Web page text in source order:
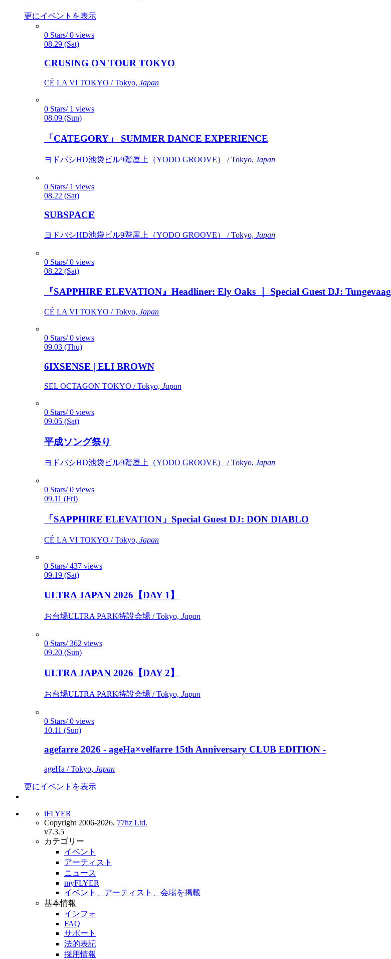
更にイベントを表示
0 Stars/ 0 views
08.29 (Sat)
CRUSING ON TOUR TOKYO
CÉ LA VI TOKYO / Tokyo, Japan
0 Stars/ 1 views
08.09 (Sun)
「CATEGORY」 SUMMER DANCE EXPERIENCE
ヨドバシHD池袋ビル9階屋上（YODO GROOVE） / Tokyo, Japan
0 Stars/ 1 views
08.22 (Sat)
SUBSPACE
ヨドバシHD池袋ビル9階屋上（YODO GROOVE） / Tokyo, Japan
0 Stars/ 0 views
08.22 (Sat)
『SAPPHIRE ELEVATION』Headliner: Ely Oaks ｜ Special Guest DJ: Tungevaag
CÉ LA VI TOKYO / Tokyo, Japan
0 Stars/ 0 views
09.03 (Thu)
6IXSENSE | ELI BROWN
SEL OCTAGON TOKYO / Tokyo, Japan
0 Stars/ 0 views
09.05 (Sat)
平成ソング祭り
ヨドバシHD池袋ビル9階屋上（YODO GROOVE） / Tokyo, Japan
0 Stars/ 0 views
09.11 (Fri)
「SAPPHIRE ELEVATION」Special Guest DJ: DON DIABLO
CÉ LA VI TOKYO / Tokyo, Japan
0 Stars/ 437 views
09.19 (Sat)
ULTRA JAPAN 2026【DAY 1】
お台場ULTRA PARK特設会場 / Tokyo, Japan
0 Stars/ 362 views
09.20 (Sun)
ULTRA JAPAN 2026【DAY 2】
お台場ULTRA PARK特設会場 / Tokyo, Japan
0 Stars/ 0 views
10.11 (Sun)
agefarre 2026 - ageHa×velfarre 15th Anniversary CLUB EDITION -
ageHa / Tokyo, Japan
更にイベントを表示
iFLYER
Copyright 2006-2026, 77hz Ltd.
v7.3.5
カテゴリー
イベント
アーティスト
ニュース
myFLYER
イベント、アーティスト、会場を掲載
基本情報
インフォ
FAQ
サポート
法的表記
採用情報